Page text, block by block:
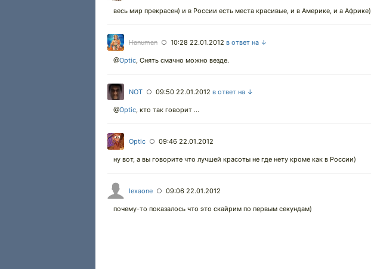
весь мир прекрасен) и в России есть места красивые, и в Америке, и а Африке)
Hanuman ○ 10:28 22.01.2012 в ответ на ↓
@Optic, Снять смачно можно везде.
NOT ○ 09:50 22.01.2012 в ответ на ↓
@Optic, кто так говорит ...
Optic ○ 09:46 22.01.2012
ну вот, а вы говорите что лучшей красоты не где нету кроме как в России)
lexaone ○ 09:06 22.01.2012
почему-то показалось что это скайрим по первым секундам)